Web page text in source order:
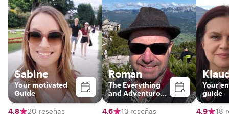
Sabine
Your motivated
Guide
4,8 20 reseñas
Roman
The Everything
and Adventurous
Guide
4,6
13 reseñas
Your
guide
4,9 18